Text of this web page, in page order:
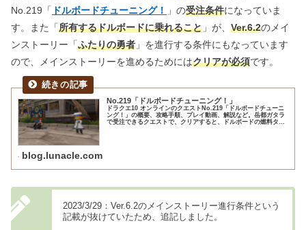
No.219「 ドルボードチューニング！ 」の受注条件になっていま
す。また「所有するドルボードに乗れること 」が、 Ver.6.2のメイ
ンストーリー「ふたりの勇者 」を進行する条件にもなっています
ので、メインストーリーを進めるためにはクリアが必須です。
No.219「ドルボードチューニング！」
ドラクエ10 オンラインのクエストNo.219「ドルボードチューニ
ング！」の概要、攻略手順、プレイ動画、解説など。岳都ガタラ
で受注できるクエストで、クリアすると、ドルボードの燃料タン
blog.lunacle.com
2023/3/29：Ver.6.2のメインストーリー進行条件という
記載が抜けていたため、追記しました。